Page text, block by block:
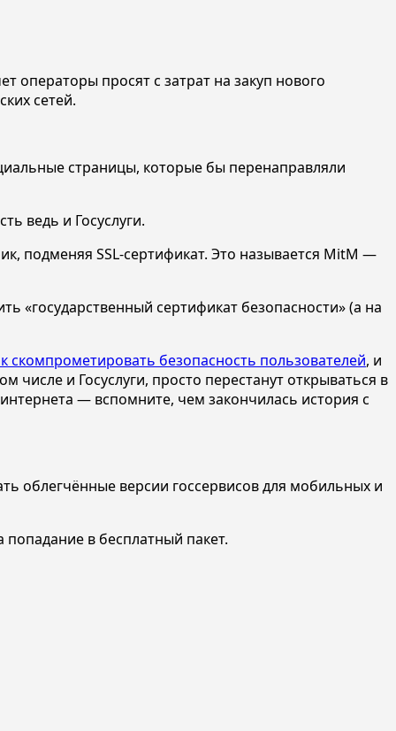
операторы просят с затрат на закуп нового
сетей.
страницы, которые бы перенаправляли
ведь и Госуслуги.
подменяя SSL-сертификат. Это называется MitM —
«государственный сертификат безопасности» (а на
скомпрометировать безопасность пользователей, и
и Госуслуги, просто перестанут открываться в
— вспомните, чем закончилась история с
облегчённые версии госсервисов для мобильных и
попадание в бесплатный пакет.